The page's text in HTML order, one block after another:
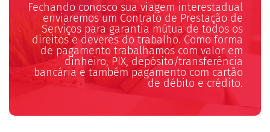
Fechando conosco sua viagem interestadual
enviaremos um Contrato de Prestação de
Serviços para garantia mútua de todos os
direitos e deveres do trabalho. Como forma
de pagamento trabalhamos com valor em
dinheiro, PIX, depósito/transferência
bancária e também pagamento com cartão
de débito e crédito.